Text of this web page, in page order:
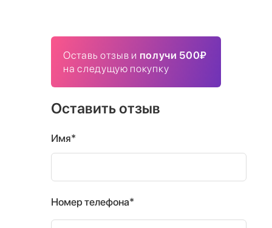
Оставь отзыв и получи 500₽
на следущую покупку
Оставить отзыв
Имя*
Номер телефона*